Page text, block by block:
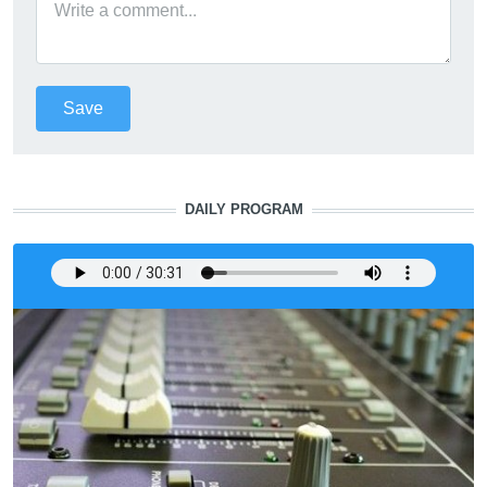
DAILY PROGRAM